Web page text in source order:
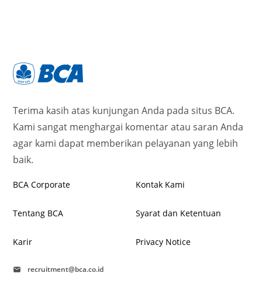
Terima kasih atas kunjungan Anda pada situs BCA.
Kami sangat menghargai komentar atau saran Anda
agar kami dapat memberikan pelayanan yang lebih
baik.
BCA Corporate
Tentang BCA
Karir
Kontak Kami
Syarat dan Ketentuan
Privacy Notice
mail recruitment@bca.co.id